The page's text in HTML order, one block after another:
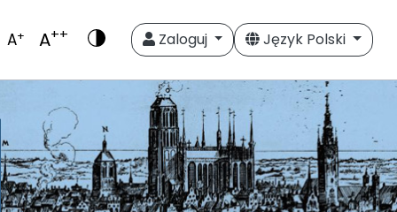
A+ A++ Zaloguj Język Polski